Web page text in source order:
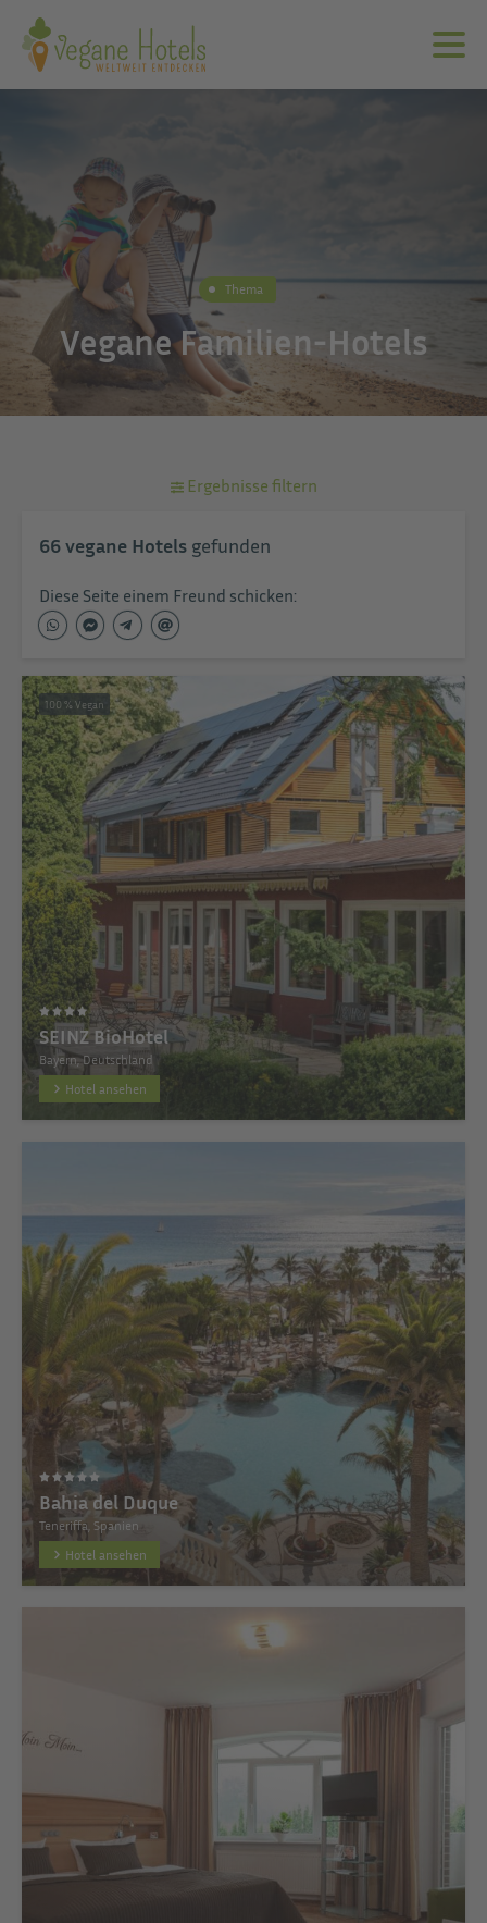
Thema
Vegane Familien-Hotels
Ergebnisse filtern
66vegane Hotels gefunden
Diese Seite einem Freund schicken:
100 % Vegan
SEINZ BioHotel
Bayern, Deutschland
Hotel ansehen
Bahia del Duque
Teneriffa, Spanien
Hotel ansehen